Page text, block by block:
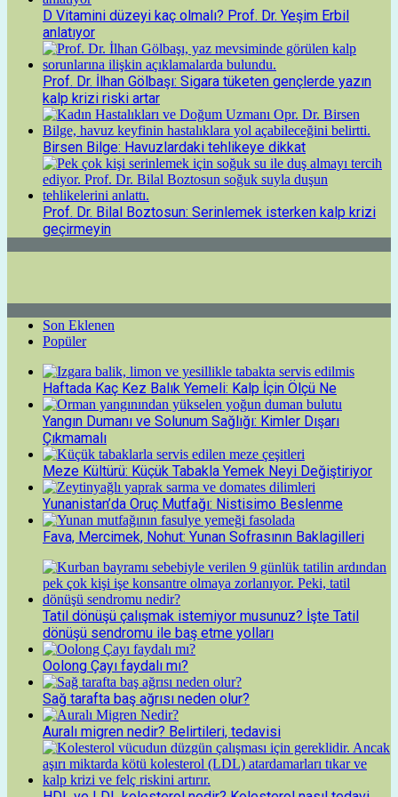
D Vitamini düzeyi kaç olmalı? Prof. Dr. Yeşim Erbil
anlatıyor
Prof. Dr. İlhan Gölbaşı: Sigara tüketen gençlerde yazın
kalp krizi riski artar
Birsen Bilge: Havuzlardaki tehlikeye dikkat
Prof. Dr. Bilal Boztosun: Serinlemek isterken kalp krizi
geçirmeyin
Son Eklenen
Popüler
Haftada Kaç Kez Balık Yemeli: Kalp İçin Ölçü Ne
Yangın Dumanı ve Solunum Sağlığı: Kimler Dışarı
Çıkmamalı
Meze Kültürü: Küçük Tabakla Yemek Neyi Değiştiriyor
Yunanistan’da Oruç Mutfağı: Nistisimo Beslenme
Fava, Mercimek, Nohut: Yunan Sofrasının Baklagilleri
Tatil dönüşü çalışmak istemiyor musunuz? İşte Tatil
dönüşü sendromu ile baş etme yolları
Oolong Çayı faydalı mı?
Sağ tarafta baş ağrısı neden olur?
Auralı migren nedir? Belirtileri, tedavisi